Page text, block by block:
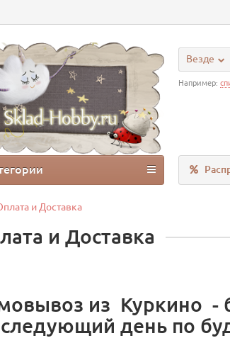
Везде
Например:
и Доставка
и Доставка
из Куркино -
день по